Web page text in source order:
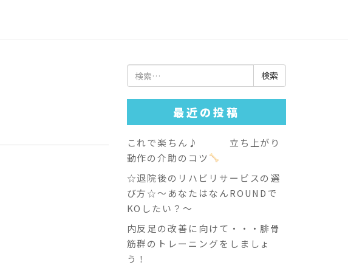
検
索:
最近の投稿
これで楽ちん♪ 立ち上がり
動作の介助のコツ
☆退院後のリハビリサービスの選
び方☆～あなたはなんROUNDで
KOしたい？～
内反足の改善に向けて・・・腓骨
筋群のトレーニングをしましょ
う！